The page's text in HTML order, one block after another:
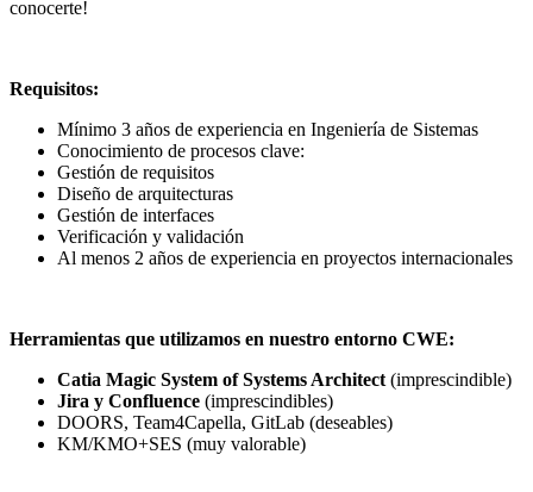
conocerte!
Requisitos:
Mínimo 3 años de experiencia en Ingeniería de Sistemas
Conocimiento de procesos clave:
Gestión de requisitos
Diseño de arquitecturas
Gestión de interfaces
Verificación y validación
Al menos 2 años de experiencia en proyectos internacionales
Herramientas que utilizamos en nuestro entorno CWE:
Catia Magic System of Systems Architect (imprescindible)
Jira y Confluence (imprescindibles)
DOORS, Team4Capella, GitLab (deseables)
KM/KMO+SES (muy valorable)